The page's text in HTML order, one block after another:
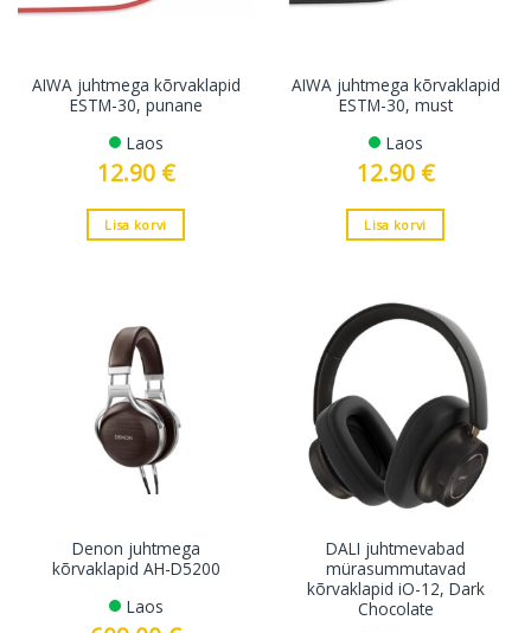
AIWA juhtmega kõrvaklapid
ESTM-30, punane
Laos
12.90 €
Lisa korvi
AIWA juhtmega kõrvaklapid
ESTM-30, must
Laos
12.90 €
Lisa korvi
Denon juhtmega
kõrvaklapid AH-D5200
Laos
DALI juhtmevabad
mürasummutavad
kõrvaklapid iO-12, Dark
Chocolate